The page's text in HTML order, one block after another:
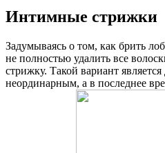
Интимные стрижки
Задумываясь о том, как брить
не полностью удалить все
стрижку. Такой вариант
неординарным, а в последнее